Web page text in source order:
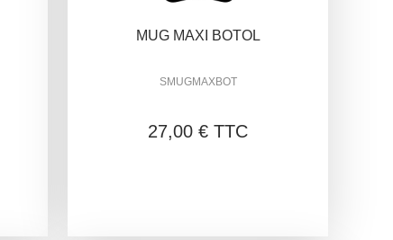
MUG MAXI BOTOL
SMUGMAXBOT
27,00 € TTC